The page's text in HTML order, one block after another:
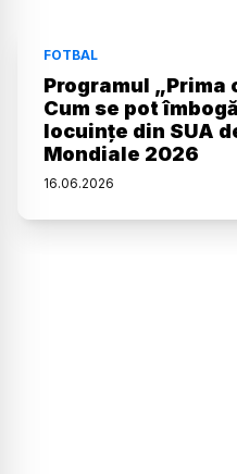
FOTBAL
Programul „Prima
Cum se pot
locuințe din SUA
Mondiale 2026
16.06.2026